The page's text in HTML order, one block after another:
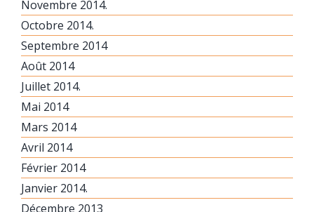
Novembre 2014.
Octobre 2014.
Septembre 2014
Août 2014
Juillet 2014.
Mai 2014
Mars 2014
Avril 2014
Février 2014
Janvier 2014.
Décembre 2013